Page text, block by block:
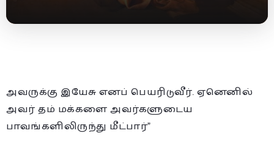
அவருக்கு இயேசு எனப் பெயரிடுவீர். ஏனெனில்
அவர் தம் மக்களை அவர்களுடைய
பாவங்களிலிருந்து மீட்பார்”